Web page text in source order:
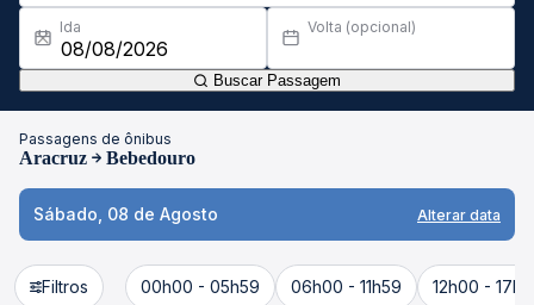
Ida Volta (opcional)
Buscar Passagem
Passagens de ônibus
Aracruz Bebedouro
Sábado, 08 de Agosto Alterar data
Filtros 00h00 - 05h59 06h00 - 11h59 12h00 -